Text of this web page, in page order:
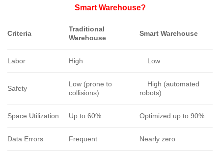
Smart Warehouse?
Criteria
Traditional
Warehouse
Smart Warehouse
Labor High Low
Safety
Low (prone to
collisions)
High (automated
robots)
Space Utilization Up to 60% Optimized up to 90%
Data Errors Frequent Nearly zero